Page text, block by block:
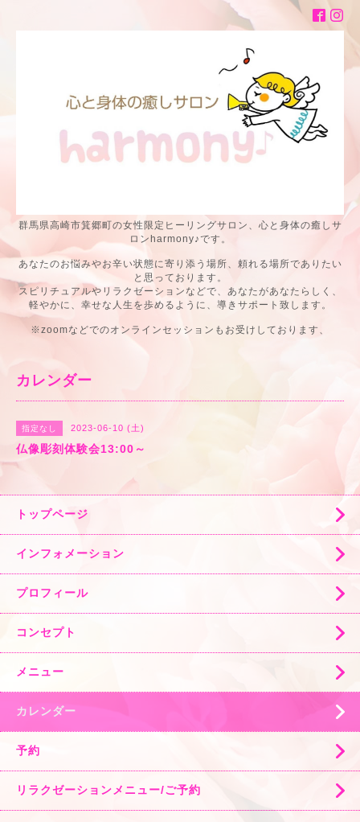
群馬県高崎市箕郷町の女性限定ヒーリングサロン、心と身体の癒しサ
ロンharmony♪です。
あなたのお悩みやお辛い状態に寄り添う場所、頼れる場所でありたい
と思っております。
スピリチュアルやリラクゼーションなどで、あなたがあなたらしく、
軽やかに、幸せな人生を歩めるように、導きサポート致します。
※zoomなどでのオンラインセッションもお受けしております、
カレンダー
指定なし 2023-06-10 (土)
仏像彫刻体験会13:00～
トップページ
インフォメーション
プロフィール
コンセプト
メニュー
カレンダー
予約
リラクゼーションメニュー/ご予約